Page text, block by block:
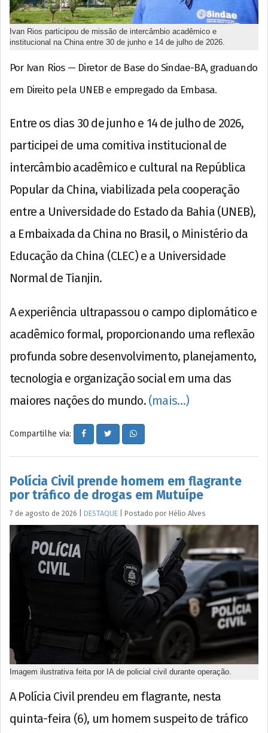
Ivan Rios participou de missão de intercâmbio acadêmico e
institucional na China entre 30 de junho e 14 de julho de 2026.
Por Ivan Rios — Diretor de Base do Sindae-BA, graduando
em Direito pela UNEB e empregado da Embasa.
Entre os dias 30 de junho e 14 de julho de 2026,
participei de uma comitiva institucional de
intercâmbio acadêmico e cultural na República
Popular da China, viabilizada pela cooperação
entre a Universidade do Estado da Bahia (UNEB),
a Embaixada da China no Brasil, o Ministério da
Educação da China (CLEC) e a Universidade
Normal de Tianjin.
A experiência ultrapassou o campo diplomático e
acadêmico formal, proporcionando uma reflexão
profunda sobre desenvolvimento, planejamento,
tecnologia e organização social em uma das
maiores nações do mundo. (mais…)
Compartilhe via:
Polícia Civil prende homem em flagrante
por tráfico de drogas em Mutuípe
7 de agosto de 2026 DESTAQUE Postado por Hélio Alves
Imagem ilustrativa feita por IA de policial civil durante operação.
A Polícia Civil prendeu em flagrante, nesta
quinta-feira (6), um homem suspeito de tráfico